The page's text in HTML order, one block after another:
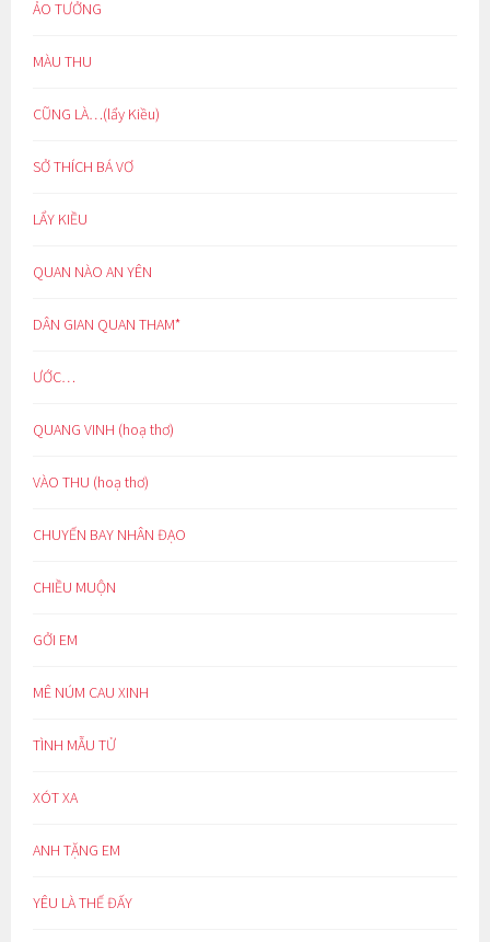
ẢO TƯỞNG
MÀU THU
CŨNG LÀ…(lẩy Kiều)
SỞ THÍCH BÁ VƠ
LẨY KIỀU
QUAN NÀO AN YÊN
DÂN GIAN QUAN THAM*
ƯỚC…
QUANG VINH (hoạ thơ)
VÀO THU (hoạ thơ)
CHUYẾN BAY NHÂN ĐẠO
CHIỀU MUỘN
GỞI EM
MÊ NÚM CAU XINH
TÌNH MẪU TỬ
XÓT XA
ANH TẶNG EM
YÊU LÀ THẾ ĐẤY